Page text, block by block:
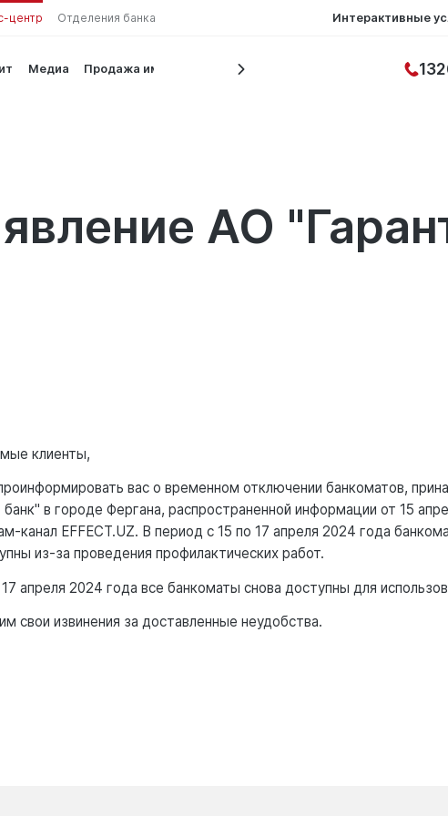
центр Отделения банка Интерактивные
Медиа Продажа имущества
АО
клиенты,
вас о временном отключении банкоматов,
банк" в городе Фергана, распространенной информации от 15
канал EFFECT.UZ. В период с 15 по 17 апреля 2024 года
из-за проведения профилактических работ.
апреля 2024 года все банкоматы снова доступны для
свои извинения за доставленные неудобства.